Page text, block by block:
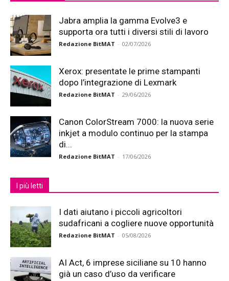
Jabra amplia la gamma Evolve3 e
supporta ora tutti i diversi stili di lavoro
Redazione BitMAT - 02/07/2026
Xerox: presentate le prime stampanti
dopo l’integrazione di Lexmark
Redazione BitMAT - 29/06/2026
Canon ColorStream 7000: la nuova serie
inkjet a modulo continuo per la stampa
di...
Redazione BitMAT - 17/06/2026
I più letti
I dati aiutano i piccoli agricoltori
sudafricani a cogliere nuove opportunità
Redazione BitMAT - 05/08/2026
AI Act, 6 imprese siciliane su 10 hanno
già un caso d’uso da verificare